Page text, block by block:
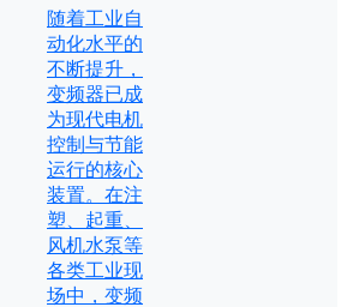
随着工业自
动化水平的
不断提升，
变频器已成
为现代电机
控制与节能
运行的核心
装置。在注
塑、起重、
风机水泵等
各类工业现
场中，变频